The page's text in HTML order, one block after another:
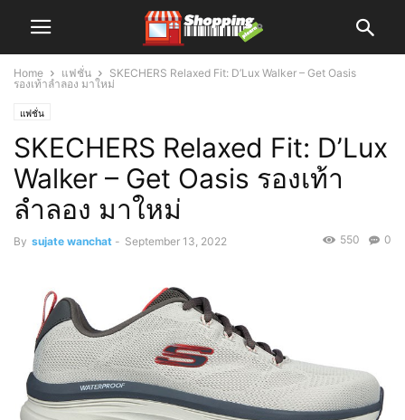
Home แฟชั่น
SKECHERS Relaxed Fit: D’Lux Walker – Get Oasis
รองเท้าลำลอง มาใหม่
แฟชั่น
SKECHERS Relaxed Fit: D’Lux
Walker – Get Oasis รองเท้า
ลำลอง มาใหม่
By sujate wanchat - September 13, 2022 0
550